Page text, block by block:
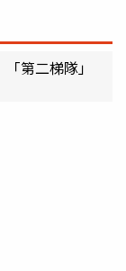
第二梯隊」